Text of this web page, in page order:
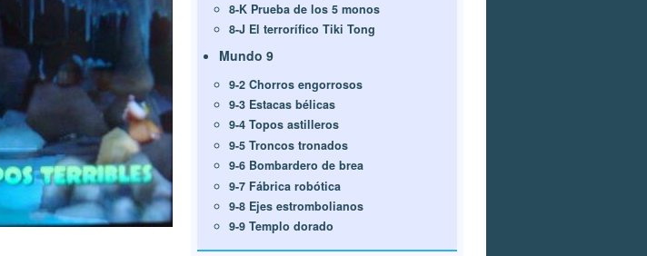
8-K Prueba de los 5 monos
8-J El terrorífico Tiki Tong
Mundo 9
9-2 Chorros engorrosos
9-3 Estacas bélicas
9-4 Topos astilleros
9-5 Troncos tronados
9-6 Bombardero de brea
9-7 Fábrica robótica
9-8 Ejes estrombolianos
9-9 Templo dorado